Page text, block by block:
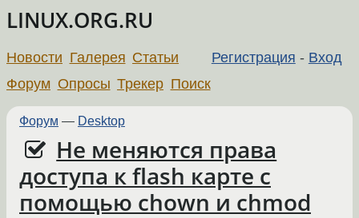
LINUX.ORG.RU
Регистрация - Вход
Новости Галерея Статьи
Форум Опросы Трекер Поиск
Форум — Desktop
Не меняются права
доступа к flash карте с
помощью chown и chmod